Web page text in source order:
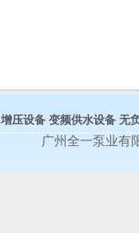
增压设备 变频供水设备 无
广州全一泵业有